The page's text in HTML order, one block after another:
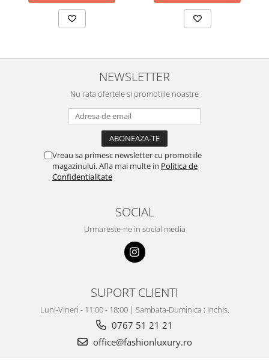
NEWSLETTER
Nu rata ofertele si promotiile noastre
Vreau sa primesc newsletter cu promotiile
magazinului. Afla mai multe in Politica de
Confidentialitate
SOCIAL
Urmareste-ne in social media
SUPORT CLIENTI
Luni-Vineri - 11:00 - 18:00 | Sambata-Duminica : Inchis.
0767 51 21 21
office@fashionluxury.ro